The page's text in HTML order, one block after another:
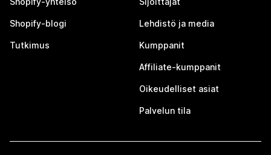
Shopify-blogi
Tutkimus
Lehdistö ja media
Kumppanit
Affiliate-kumppanit
Oikeudelliset asiat
Palvelun tila